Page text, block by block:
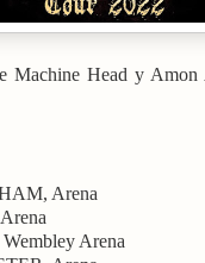
Machine Head y
Arena
Arena